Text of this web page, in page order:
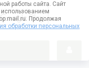
работы сайта. Сайт
Продолжая
обработки персональных